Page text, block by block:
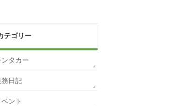
テゴリー
ンタカー
務日記
ベント